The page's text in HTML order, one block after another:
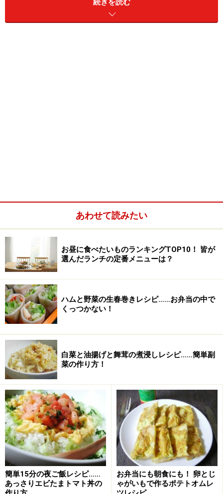
粉砂糖 デコレーション用
■シロップの材料
砂糖 大さじ3
湯 大さじ3
ラム酒 小さじ1
■チョコレートクリームの材料
続きを読む
あわせて読みたい
お昼に食べたいものランキングTOP10！ 皆が
選んだランチの定番メニューは？
ハムと野菜の生春巻きレシピ……お弁当の中で
くっつかない！
白菜と油揚げと舞茸の煮浸しレシピ……簡単副
菜の作り方！
簡単15分の夜ご飯レシピ……
あっさりエビたまトマト丼の
お弁当にも朝食にも！ 卵とじ
ゃがいもで作るポテトオムレ